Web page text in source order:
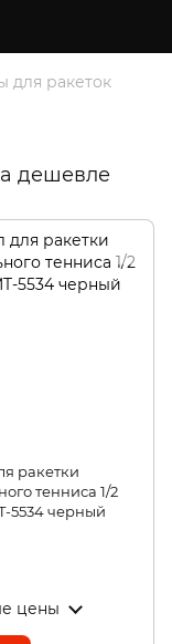
для ракеток
дешевле
ракетки
тенниса 1/2
5534 черный
цены